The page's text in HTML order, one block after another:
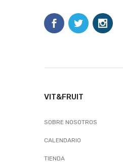
VIT&FRUIT
SOBRE NOSOTROS
CALENDARIO
TIENDA